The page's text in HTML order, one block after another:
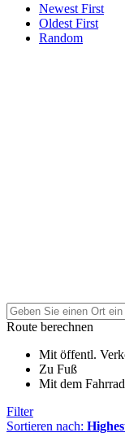
Newest First
Oldest First
Random
Route berechnen
Mit öffentl.
Zu Fuß
Mit dem Fahrrad
Filter
Sortieren nach: